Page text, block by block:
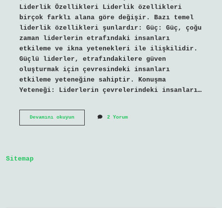
Liderlik Özellikleri Liderlik özellikleri
birçok farklı alana göre değişir. Bazı temel
liderlik özellikleri şunlardır: Güç: Güç, çoğu
zaman liderlerin etrafındaki insanları
etkileme ve ikna yetenekleri ile ilişkilidir.
Güçlü liderler, etrafındakilere güven
oluşturmak için çevresindeki insanları
etkileme yeteneğine sahiptir. Konuşma
Yeteneği: Liderlerin çevrelerindeki insanları…
Devamını okuyunLiderlik
2 Yorum
Sitemap